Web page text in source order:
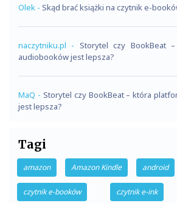
Olek - Skąd brać książki na czytnik e-
naczytniku.pl - Storytel czy BookBeat
audiobooków jest lepsza?
MaQ - Storytel czy BookBeat – która
jest lepsza?
Tagi
amazon Amazon Kindle android
czytnik e-booków czytnik e-ink